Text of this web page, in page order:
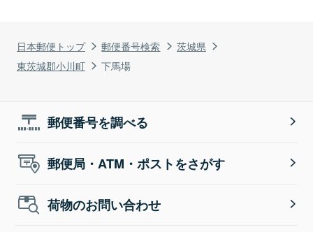
日本郵便トップ 郵便番号検索
茨城県
東茨城郡小川町
下馬場
郵便番号を調べる
郵便局・ATM・ポストをさがす
荷物のお問い合わせ